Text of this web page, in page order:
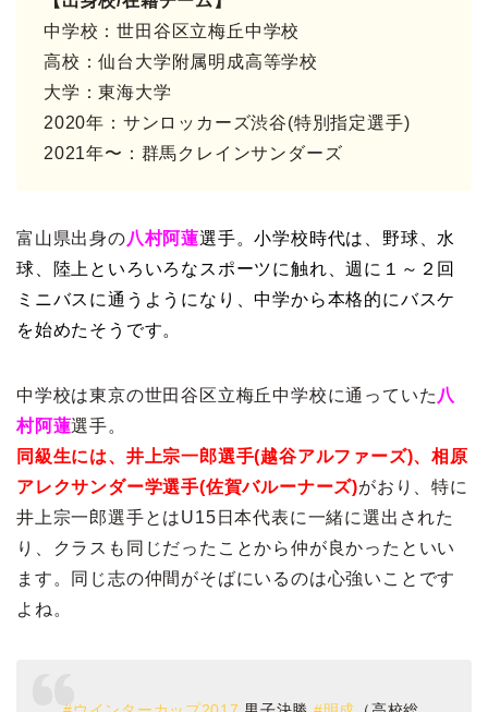
中学校：世田谷区立梅丘中学校
高校：仙台大学附属明成高等学校
大学：東海大学
2020年：サンロッカーズ渋谷(特別指定選手)
2021年〜：群馬クレインサンダーズ
富山県出身の八村阿蓮選手。小学校時代は、野球、水
球、陸上といろいろなスポーツに触れ、週に１～２回
ミニバスに通うようになり、中学から本格的にバスケ
を始めたそうです。
中学校は東京の世田谷区立梅丘中学校に通っていた 八
村阿蓮選手。
同級生には、井上宗一郎選手(越谷アルファーズ)、相原
アレクサンダー学選手(佐賀バルーナーズ)がおり、特に
井上宗一郎選手とはU15日本代表に一緒に選出された
り、クラスも同じだったことから仲が良かったといい
ます。同じ志の仲間がそばにいるのは心強いことです
よね。